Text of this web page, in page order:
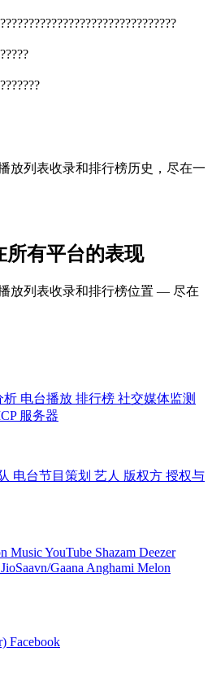
放列表收录和排行榜历史，尽在一
所有平台的表现
放列表收录和排行榜位置 — 尽在
析 电台播放 排行榜 社交媒体监测
服务器
电台节目策划 艺人 版权方 授权与
MusicYouTube Shazam Deezer
JioSaavn/Gaana Anghami Melon
Facebook